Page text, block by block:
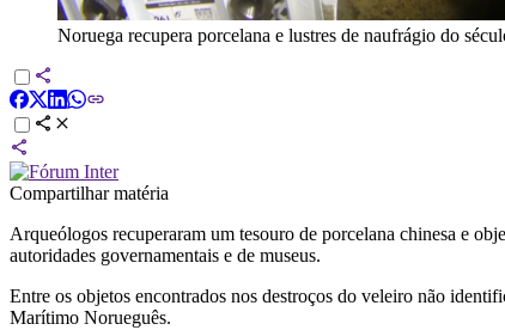
Noruega recupera porcelana e lustres de naufrágio do
Compartilhar matéria
Arqueólogos recuperaram um tesouro de porcelana chinesa e
autoridades governamentais e de museus.
Entre os objetos encontrados nos destroços do veleiro não
Marítimo Norueguês.